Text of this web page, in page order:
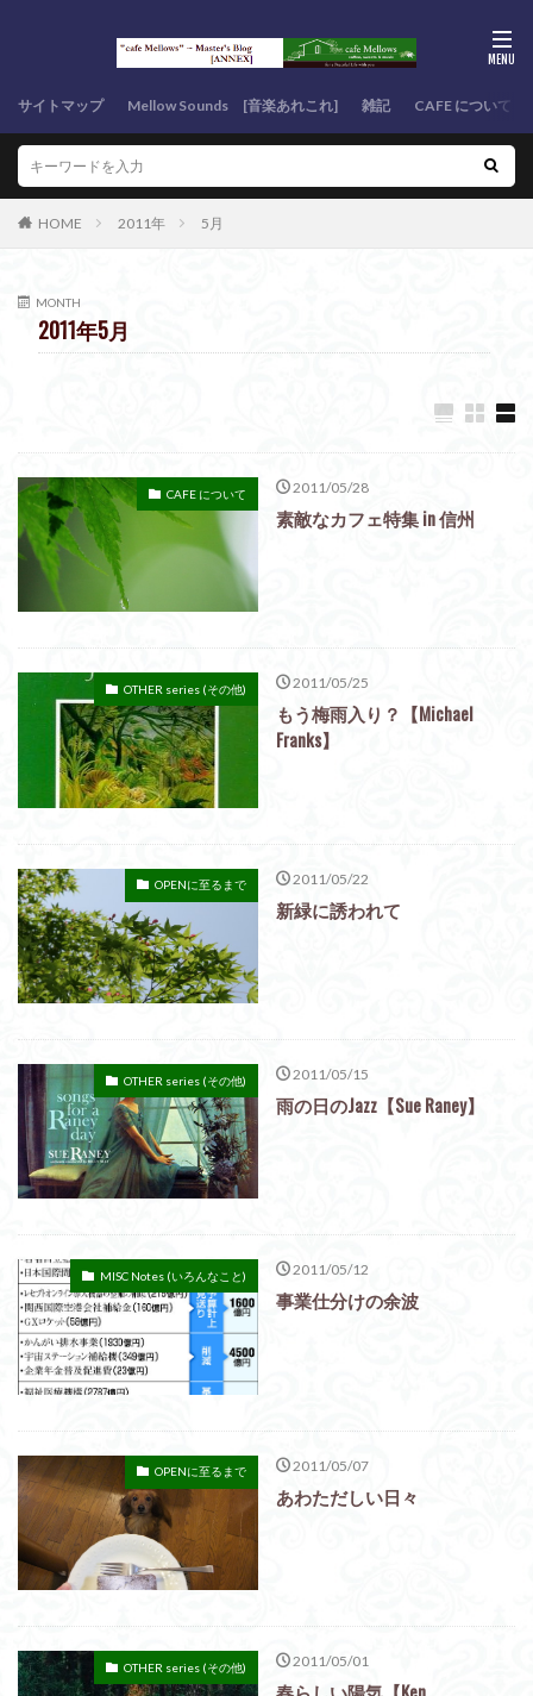
サイトマップ Mellow Sounds [音楽あれこれ] 雑記 CAFE について
HOME 2011年 5月
MONTH
2011年5月
CAFE について 2011/05/28
素敵なカフェ特集 in 信州
OTHER series (その他) 2011/05/25
もう梅雨入り？【Michael
Franks】
OPENに至るまで 2011/05/22
新緑に誘われて
OTHER series (その他) 2011/05/15
雨の日のJazz【Sue Raney】
MISC Notes (いろんなこと) 2011/05/12
事業仕分けの余波
OPENに至るまで 2011/05/07
あわただしい日々
OTHER series (その他) 2011/05/01